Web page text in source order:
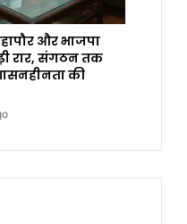
और भाजपा
रार, संगठन तक
की